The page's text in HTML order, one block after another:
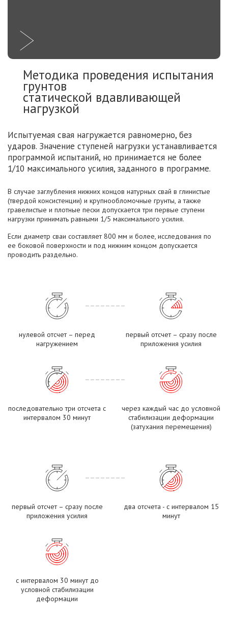
Методика проведения испытания
грунтов
статической вдавливающей
нагрузкой
Испытуемая свая нагружается равномерно, без
ударов. Значение ступеней нагрузки устанавливается
программой испытаний, но принимается не более
1/10 максимального усилия, заданного в программе.
В случае заглубления нижних концов натурных свай в глинистые
(твердой консистенции) и крупнообломочные грунты, а также
гравелистые и плотные пески допускается три первые ступени
нагрузки принимать равными 1/5 максимального усилия.
Если диаметр сваи составляет 800 мм и более, исследования по
ее боковой поверхности и под нижним концом допускается
проводить раздельно.
нулевой отсчет – перед
нагружением
первый отсчет – сразу после
приложения усилия
последовательно три отсчета с
интервалом 30 минут
через каждый час до условной
стабилизации деформации
(затухания перемещения)
первый отсчет – сразу после
приложения усилия
два отсчета - с интервалом 15
минут
с интервалом 30 минут до
условной стабилизации
деформации